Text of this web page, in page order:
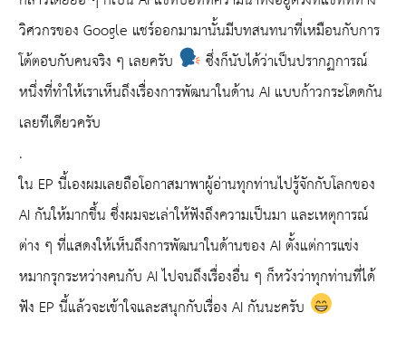
วิศวกรของ Google แชร์ออกมามานั้นมีบทสนทนาที่เหมือนกับการ
โต้ตอบกับคนจริง ๆ เลยครับ
ซึ่งก็นับได้ว่าเป็นปรากฏการณ์
หนึ่งที่ทำให้เราเห็นถึงเรื่องการพัฒนาในด้าน AI แบบก้าวกระโดดกัน
เลยทีเดียวครับ
.
ใน EP นี้เองผมเลยถือโอกาสมาพาผู้อ่านทุกท่านไปรู้จักกับโลกของ
AI กันให้มากขึ้น ซึ่งผมจะเล่าให้ฟังถึงความเป็นมา และเหตุการณ์
ต่าง ๆ ที่แสดงให้เห็นถึงการพัฒนาในด้านของ AI ตั้งแต่การแข่ง
หมากรุกระหว่างคนกับ AI ไปจนถึงเรื่องอื่น ๆ ก็หวังว่าทุกท่านที่ได้
ฟัง EP นี้แล้วจะเข้าใจและสนุกกับเรื่อง AI กันนะครับ